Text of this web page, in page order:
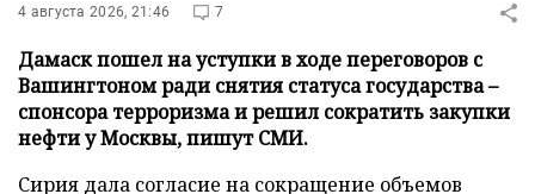
4 августа 2026, 21:46 7
Дамаск пошел на уступки в ходе переговоров с
Вашингтоном ради снятия статуса государства –
спонсора терроризма и решил сократить закупки
нефти у Москвы, пишут СМИ.
Сирия дала согласие на сокращение объемов